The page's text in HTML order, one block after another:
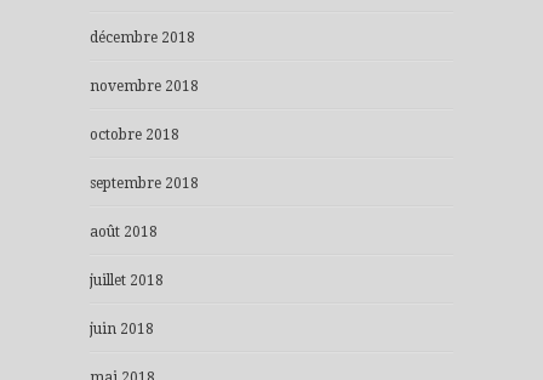
décembre 2018
novembre 2018
octobre 2018
septembre 2018
août 2018
juillet 2018
juin 2018